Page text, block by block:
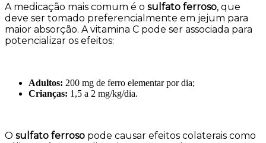
A medicação mais comum é o sulfato ferroso, que
deve ser tomado preferencialmente em jejum para
maior absorção. A vitamina C pode ser associada para
potencializar os efeitos:
Adultos: 200 mg de ferro elementar por dia;
Crianças: 1,5 a 2 mg/kg/dia.
O sulfato ferroso pode causar efeitos colaterais como